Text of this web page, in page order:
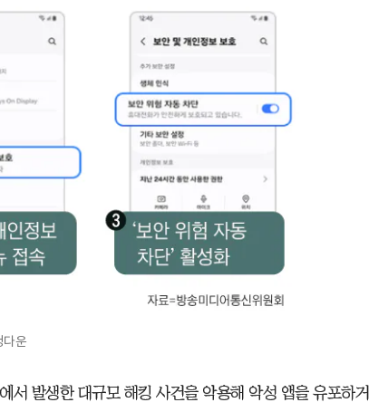
다운
서 발생한 대규모 해킹 사건을 악용해 악성 앱을 유포하거